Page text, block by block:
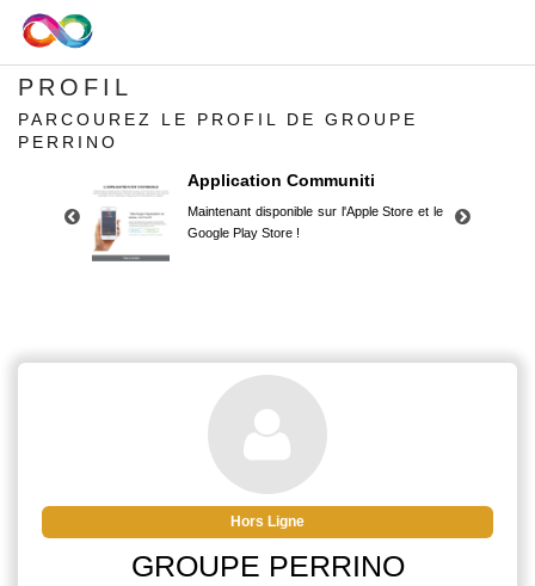
PROFIL
PARCOUREZ LE PROFIL DE GROUPE
PERRINO
Application Communiti
Maintenant disponible sur l'Apple Store et le
Google Play Store !
Google Play Store !
Hors Ligne
GROUPE PERRINO